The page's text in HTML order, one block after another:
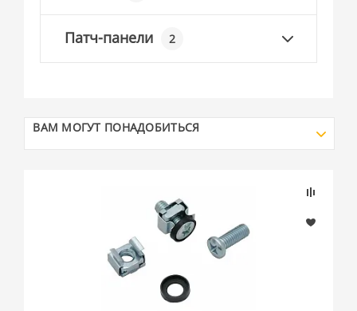
Патч-панели 2
ВАМ МОГУТ ПОНАДОБИТЬСЯ